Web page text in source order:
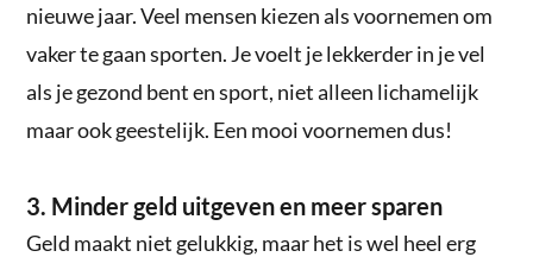
nieuwe jaar. Veel mensen kiezen als voornemen om
vaker te gaan sporten. Je voelt je lekkerder in je vel
als je gezond bent en sport, niet alleen lichamelijk
maar ook geestelijk. Een mooi voornemen dus!
3. Minder geld uitgeven en meer sparen
Geld maakt niet gelukkig, maar het is wel heel erg